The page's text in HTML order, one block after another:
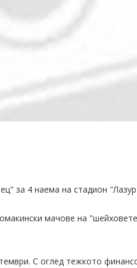
за 4 наема на стадион
мачове на
С оглед тежкото